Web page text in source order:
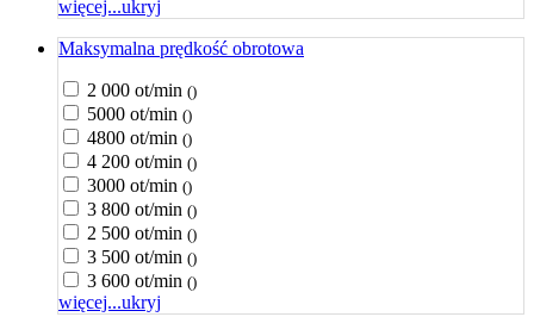
więcej...ukryj
Maksymalna prędkość obrotowa
2 000 ot/min ()
5000 ot/min ()
4800 ot/min ()
4 200 ot/min ()
3000 ot/min ()
3 800 ot/min ()
2 500 ot/min ()
3 500 ot/min ()
3 600 ot/min ()
więcej...ukryj